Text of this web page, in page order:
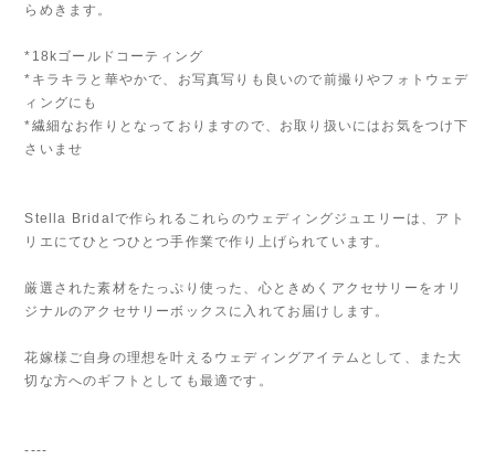
らめきます。
*18kゴールドコーティング
*キラキラと華やかで、お写真写りも良いので前撮りやフォトウェデ
ィングにも
*繊細なお作りとなっておりますので、お取り扱いにはお気をつけ下
さいませ
Stella Bridalで作られるこれらのウェディングジュエリーは、アト
リエにてひとつひとつ手作業で作り上げられています。
厳選された素材をたっぷり使った、心ときめくアクセサリーをオリ
ジナルのアクセサリーボックスに入れてお届けします。
花嫁様ご自身の理想を叶えるウェディングアイテムとして、また大
切な方へのギフトとしても最適です。
----